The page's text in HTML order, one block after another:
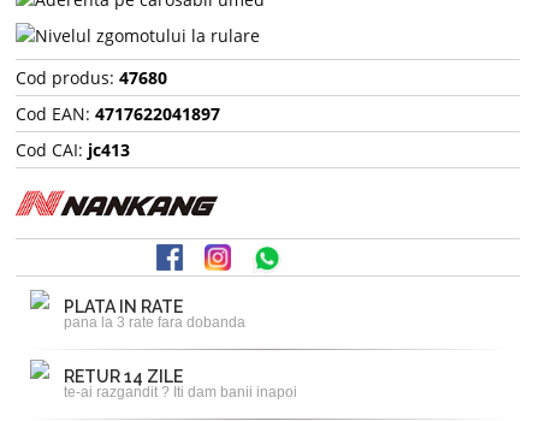
Cod produs: 47680
Cod EAN: 4717622041897
Cod CAI: jc413
PLATA IN RATE
pana la 3 rate fara dobanda
RETUR 14 ZILE
te-ai razgandit ? Iti dam banii inapoi